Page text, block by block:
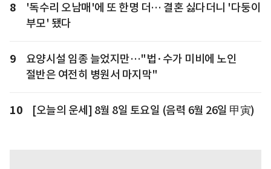
8
'독수리 오남매'에 또 한명 더… 결혼 싫다더니 '다둥이
부모' 됐다
9
요양시설 임종 늘었지만…"법·수가 미비에 노인
절반은 여전히 병원서 마지막"
10 [오늘의 운세] 8월 8일 토요일 (음력 6월 26일 甲寅)